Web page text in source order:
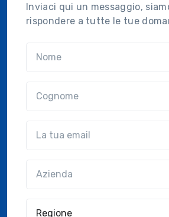
Inviaci qui un messaggio,
rispondere a tutte le tue